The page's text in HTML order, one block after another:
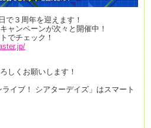
で３周年を迎えます！
ャンペーンが次々と開催中！
でチェック！
しくお願いします！
ライブ！ シアターデイズ」はスマート